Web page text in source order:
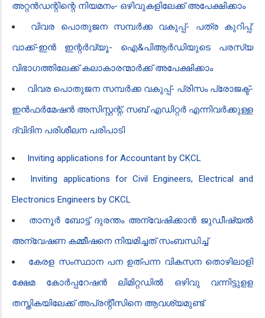
അറ്റൻഡന്റിന്റെ നിയമനം- ഒഴിവുകളിലേക്ക് അപേക്ഷിക്കാം
വിവര പൊതുജന സമ്പർക്ക വകുപ്പ്- പത്ര കുറിപ്പ്:
വാക്ക്-ഇൻ ഇന്റർവ്യൂ- ഐ&പിആർഡിയുടെ പരസ്യ
വിഭാഗത്തിലേക്ക് കലാകാരന്മാർക്ക് അപേക്ഷിക്കാം
വിവര പൊതുജന സമ്പർക്ക വകുപ്പ്- പ്രിസം പ്രോജക്ട്-
ഇൻഫർമേഷൻ അസിസ്റ്റന്റ്, സബ് എഡിറ്റർ എന്നിവർക്കുള്ള
ദ്വിദിന പരിശീലന പരിപാടി
Inviting applications for Accountant by CKCL
Inviting applications for Civil Engineers, Electrical and
Electronics Engineers by CKCL
താനൂർ ബോട്ട് ദുരന്തം അന്വേഷിക്കാൻ ജുഡീഷ്യൽ
അന്വേഷണ കമ്മീഷനെ നിയമിച്ചത് സംബന്ധിച്ച്
കേരള സംസ്ഥാന പന ഉത്പന്ന വികസന തൊഴിലാളി
ക്ഷേമ കോർപ്പറേഷൻ‍ ലിമിറ്റഡിൽ ഒഴിവു വന്നിട്ടുളള
തസ്തികയിലേക്ക് അപ്രന്റീസിനെ ആവശ്യമുണ്ട്